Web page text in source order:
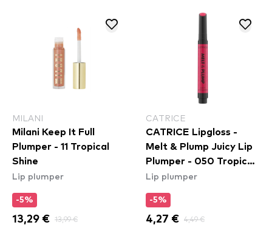
MILANI
Milani Keep It Full
Plumper - 11 Tropical
Shine
Lip plumper
-5%
13,29 € 13,99 €
CATRICE
CATRICE Lipgloss -
Melt & Plump Juicy Lip
Plumper - 050 Tropic
Like It’s Hot
Lip plumper
-5%
4,27 € 4,49 €